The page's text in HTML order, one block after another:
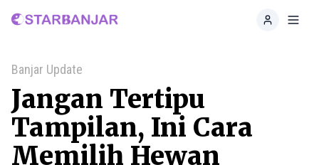
Home
Banjar Update
Jangan Tertipu
Tampilan, Ini Cara
Memilih Hewan